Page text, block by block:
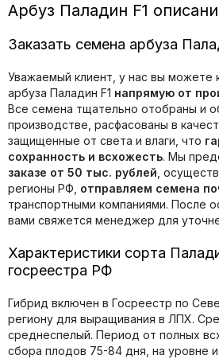
Арбуз Паладин F1
Заказать семена арбуза
Уважаемый клиент, у нас вы можете
арбуза Паладин F1 напрямую от
Все семена тщательно отобраны и
производстве, расфасованы в
защищенные от света и влаги, что
сохранность и всхожесть. Мы
заказе от 50 тыс. рублей ,
регионы РФ, отправляем семена
транспортными компаниями. После
вами свяжется менеджер для
Характеристики сорта
госреестра РФ
Гибрид включен в Госреестр по
региону для выращивания в ЛПХ.
среднеспелый. Период от полных
сбора плодов 75-84 дня, на уровне